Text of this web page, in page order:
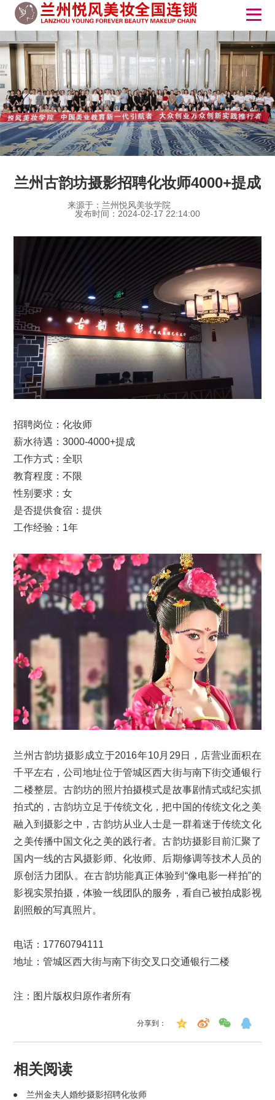
兰州古韵坊摄影招聘化妆师4000+提成
来源于：兰州悦风美妆学院
发布时间：2024-02-17 22:14:00
招聘岗位：化妆师
薪水待遇：3000-4000+提成
工作方式：全职
教育程度：不限
性别要求：女
是否提供食宿：提供
工作经验：1年
兰州古韵坊摄影成立于2016年10月29日，店营业面积在
千平左右，公司地址位于管城区西大街与南下街交通银行
二楼整层。古韵坊的照片拍摄模式是故事剧情式或纪实抓
拍式的，古韵坊立足于传统文化，把中国的传统文化之美
融入到摄影之中，古韵坊从业人士是一群着迷于传统文化
之美传播中国文化之美的践行者。古韵坊摄影目前汇聚了
国内一线的古风摄影师、化妆师、后期修调等技术人员的
原创活力团队。在古韵坊能真正体验到“像电影一样拍”的
影视实景拍摄，体验一线团队的服务，看自己被拍成影视
剧照般的写真照片。
电话：17760794111
地址：管城区西大街与南下街交叉口交通银行二楼
注：图片版权归原作者所有
分享到：
相关阅读
兰州金夫人婚纱摄影招聘化妆师